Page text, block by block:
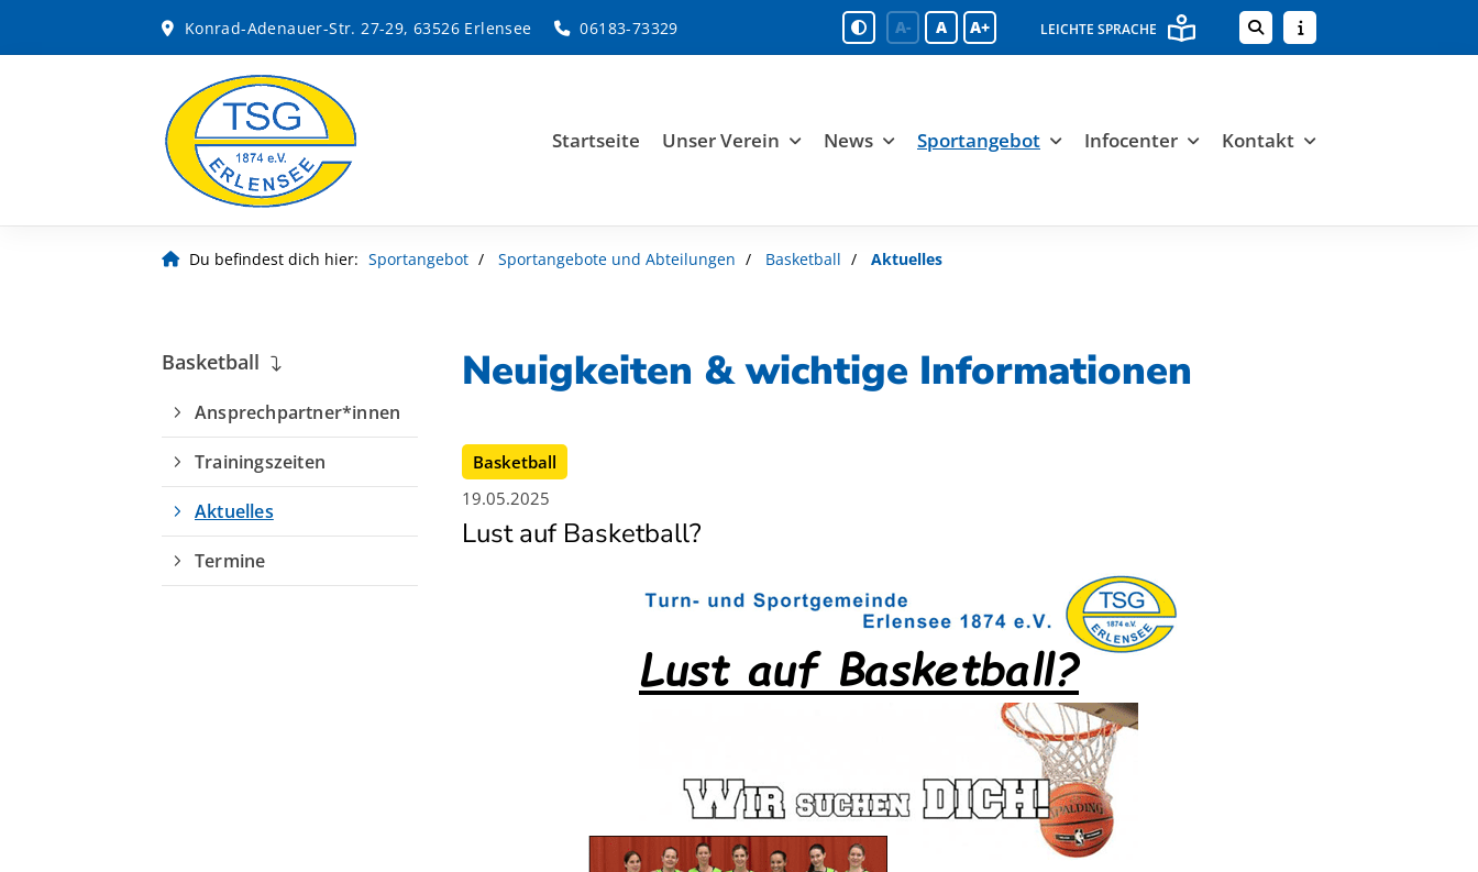
Konrad-Adenauer-Str. 27-29, 63526 Erlensee 06183-73329 A- A A+ LEICHTE SPRACHE
Startseite Unser Verein News Sportangebot Infocenter Kontakt
Du befindest dich hier: Sportangebot Sportangebote und Abteilungen Basketball Aktuelles
Neuigkeiten & wichtige Informationen
Basketball
19.05.2025
Lust auf Basketball?
Basketball
Ansprechpartner*innen
Trainingszeiten
Aktuelles
Termine
Mitglieder-Service
Alles zur Mitgliedschaft
Downloads
Geschäftsstelle
TSG Erlensee 1874 e. V.
Konrad-Adenauer-Str. 27-29